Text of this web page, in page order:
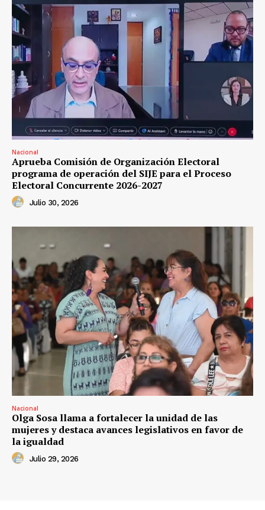
Nacional
Aprueba Comisión de Organización Electoral
programa de operación del SIJE para el Proceso
Electoral Concurrente 2026-2027
Julio 30, 2026
Nacional
Olga Sosa llama a fortalecer la unidad de las
mujeres y destaca avances legislativos en favor de
la igualdad
Julio 29, 2026